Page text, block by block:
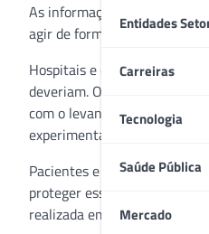
Entidades
Carreiras
Tecnologia
Saúde Pública
Mercado
As informações
agir de forma preventiva
Hospitais e clínicas médicas
deveriam. Os protocolos de
com o levantamento
experimentaram algum tipo
Pacientes e funcionários
proteger esses dados. Até
realizada em 2016.